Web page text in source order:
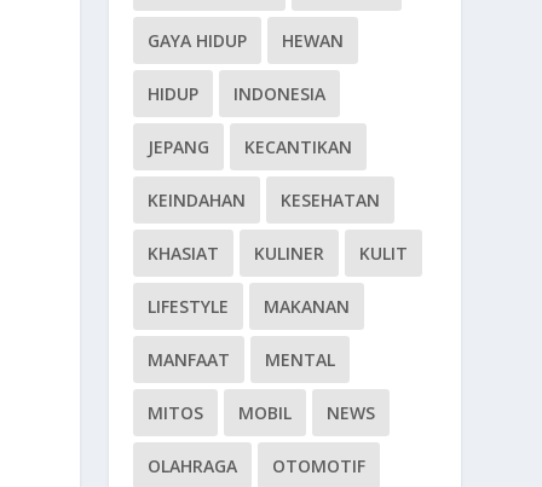
GAYA HIDUP HEWAN
HIDUP INDONESIA
JEPANG KECANTIKAN
KEINDAHAN KESEHATAN
KHASIAT KULINER KULIT
LIFESTYLE MAKANAN
MANFAAT MENTAL
MITOS MOBIL NEWS
OLAHRAGA OTOMOTIF